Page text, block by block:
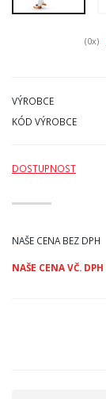
(0x)
VÝROBCE
KÓD VÝROBCE
DOSTUPNOST
NAŠE CENA BEZ DPH
NAŠE CENA VČ. DPH